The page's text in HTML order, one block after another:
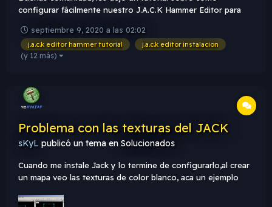
configurar fácilmente nuestro J.A.C.K Hammer Editor para
mismo que configurar el VHE.
septiembre 9, 2020 a las 02:02
j.a.c.k editor hammer tutorial j.a.c.k editor instalacion
(y 12 más)
Problema con las texturas del JACK
sKyL publicó un tema en Solucionados
Cuando me instale Jack y lo termine de configurarlo,al crear
un mapa veo las texturas de color blanco, aca un ejemplo